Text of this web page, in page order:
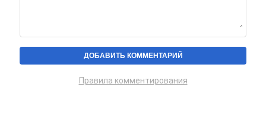
Правила комментирования